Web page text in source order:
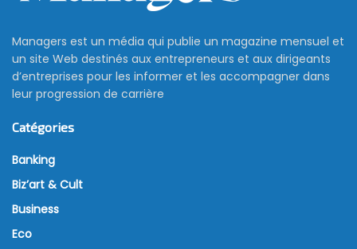
Managers est un média qui publie un magazine mensuel et
un site Web destinés aux entrepreneurs et aux dirigeants
d’entreprises pour les informer et les accompagner dans
leur progression de carrière
Catégories
Banking
Biz’art & Cult
Business
Eco